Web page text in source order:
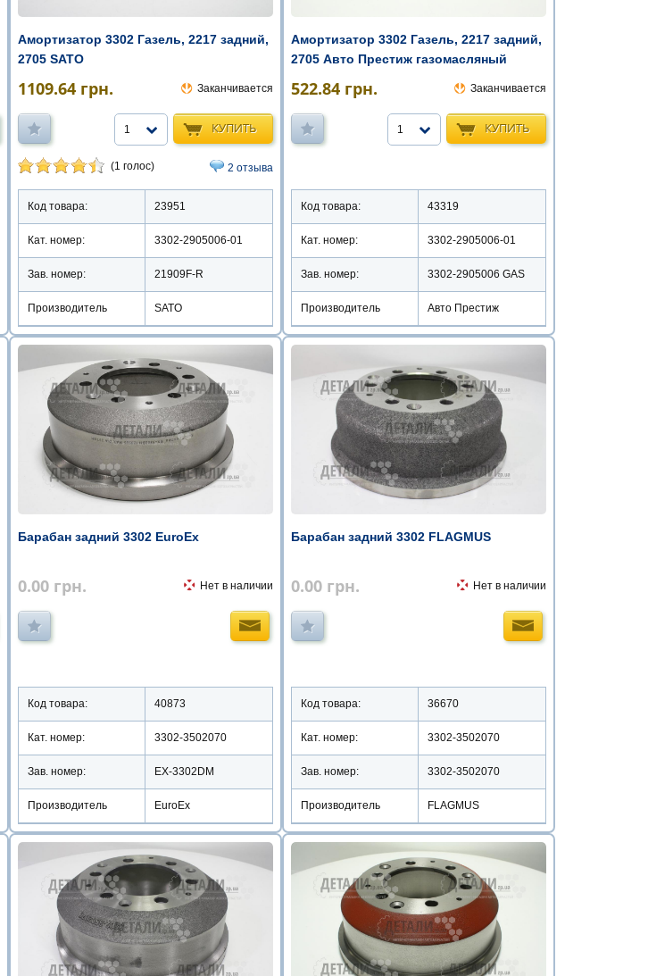
Амортизатор 3302 Газель, 2217 задний,
2705 SATO
1109.64 грн. Заканчивается
КУПИТЬ
1
(1 голос) 2 отзыва
Код товара: 23951
Кат. номер: 3302-2905006-01
Зав. номер: 21909F-R
Производитель SATO
Амортизатор 3302 Газель, 2217 задний,
2705 Авто Престиж газомасляный
522.84 грн. Заканчивается
КУПИТЬ
1
Код товара: 43319
Кат. номер: 3302-2905006-01
Зав. номер: 3302-2905006 GAS
Производитель Авто Престиж
Барабан задний 3302 EuroEx
0.00 грн. Нет в наличии
Код товара: 40873
Кат. номер: 3302-3502070
Зав. номер: EX-3302DM
Производитель EuroEx
Барабан задний 3302 FLAGMUS
0.00 грн. Нет в наличии
Код товара: 36670
Кат. номер: 3302-3502070
Зав. номер: 3302-3502070
Производитель FLAGMUS